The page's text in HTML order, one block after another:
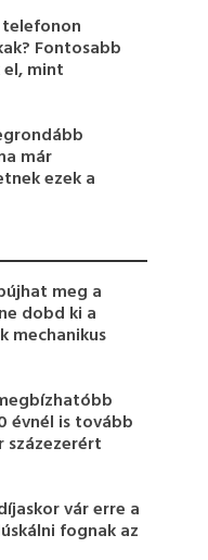
Fontosabb
mint
már
ezek a
meg a
dobd ki a
mechanikus
évnél is tovább
vár erre a
fognak az